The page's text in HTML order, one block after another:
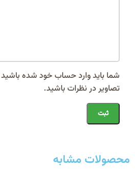
شما باید وارد حساب خود شده باشید
تصاویر در نظرات باشید.
محصولات مشابه